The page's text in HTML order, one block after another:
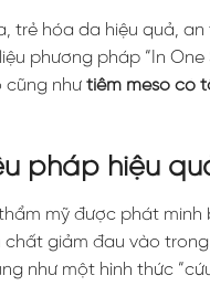
trẻ hóa da hiệu quả,
phương pháp “In
cũng như tiêm meso có
pháp hiệu
mỹ được phát minh
giảm đau vào
như một hình thức